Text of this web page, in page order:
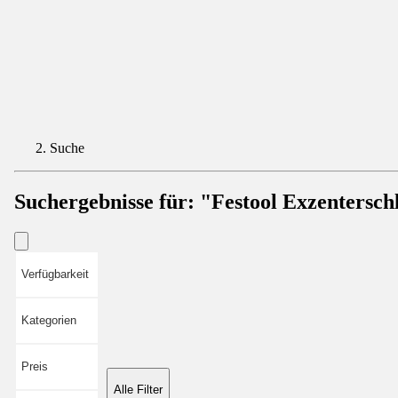
Suche
Suchergebnisse für: "Festool
Verfügbarkeit
Kategorien
Preis
Alle Filter